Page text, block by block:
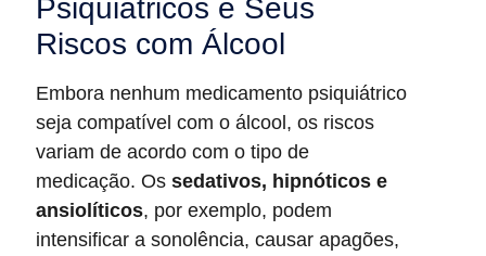
Psiquiátricos e Seus
Riscos com Álcool
Embora nenhum medicamento psiquiátrico
seja compatível com o álcool, os riscos
variam de acordo com o tipo de
medicação. Os sedativos, hipnóticos e
ansiolíticos, por exemplo, podem
intensificar a sonolência, causar apagões,